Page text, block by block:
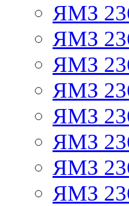
ЯМЗ
ЯМЗ
ЯМЗ
ЯМЗ
ЯМЗ
ЯМЗ
ЯМЗ
ЯМЗ